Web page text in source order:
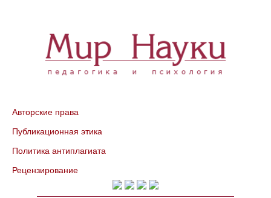
Авторские права
Публикационная этика
Политика антиплагиата
Рецензирование